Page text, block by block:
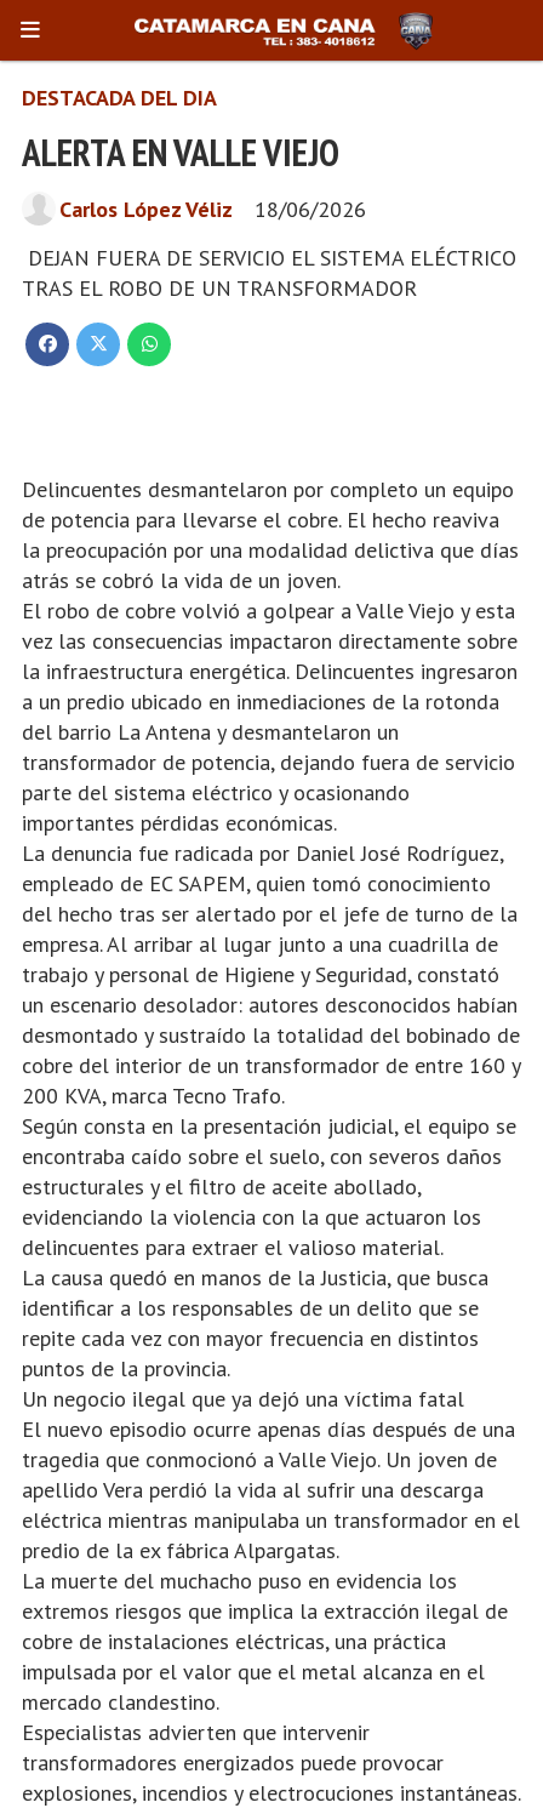
ALERTA EN VALLE VIEJO
DEJAN FUERA DE SERVICIO EL SISTEMA ELÉCTRICO
TRAS EL ROBO DE UN TRANSFORMADOR
DESTACADA DEL DIA
18/06/2026
Carlos López Véliz
Delincuentes desmantelaron por completo un equipo
de potencia para llevarse el cobre. El hecho reaviva
la preocupación por una modalidad delictiva que días
atrás se cobró la vida de un joven.
El robo de cobre volvió a golpear a Valle Viejo y esta
vez las consecuencias impactaron directamente sobre
la infraestructura energética. Delincuentes ingresaron
a un predio ubicado en inmediaciones de la rotonda
del barrio La Antena y desmantelaron un
transformador de potencia, dejando fuera de servicio
parte del sistema eléctrico y ocasionando
importantes pérdidas económicas.
La denuncia fue radicada por Daniel José Rodríguez,
empleado de EC SAPEM, quien tomó conocimiento
del hecho tras ser alertado por el jefe de turno de la
empresa. Al arribar al lugar junto a una cuadrilla de
trabajo y personal de Higiene y Seguridad, constató
un escenario desolador: autores desconocidos habían
desmontado y sustraído la totalidad del bobinado de
cobre del interior de un transformador de entre 160 y
200 KVA, marca Tecno Trafo.
Según consta en la presentación judicial, el equipo se
encontraba caído sobre el suelo, con severos daños
estructurales y el filtro de aceite abollado,
evidenciando la violencia con la que actuaron los
delincuentes para extraer el valioso material.
La causa quedó en manos de la Justicia, que busca
identificar a los responsables de un delito que se
repite cada vez con mayor frecuencia en distintos
puntos de la provincia.
Un negocio ilegal que ya dejó una víctima fatal
El nuevo episodio ocurre apenas días después de una
tragedia que conmocionó a Valle Viejo. Un joven de
apellido Vera perdió la vida al sufrir una descarga
eléctrica mientras manipulaba un transformador en el
predio de la ex fábrica Alpargatas.
La muerte del muchacho puso en evidencia los
extremos riesgos que implica la extracción ilegal de
cobre de instalaciones eléctricas, una práctica
impulsada por el valor que el metal alcanza en el
mercado clandestino.
Especialistas advierten que intervenir
transformadores energizados puede provocar
explosiones, incendios y electrocuciones instantáneas.